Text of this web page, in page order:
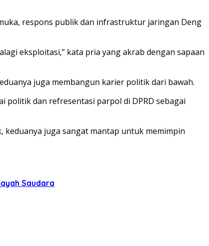
respons publik dan infrastruktur jaringan Deng
eksploitasi,” kata pria yang akrab dengan sapaan
juga membangun karier politik dari bawah.
politik dan refresentasi parpol di DPRD sebagai
keduanya juga sangat mantap untuk memimpin
Saudara